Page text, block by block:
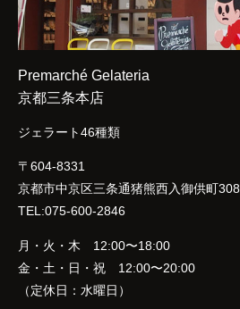
Premarché Gelateria
京都三条本店
ジェラート46種類
〒604-8331
京都市中京区三条通猪熊西入御供町308
TEL:075-600-2846
月・火・木 12:00〜18:00
金・土・日・祝 12:00〜20:00
（定休日：水曜日）